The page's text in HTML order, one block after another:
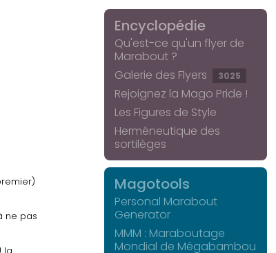
ne pas
Encyclopédie
Qu'est-ce qu'un flyer de
Marabout ?
Galerie des Flyers
3025
Rejoignez la Mago Pride !
Les Figures de Style
Herméneutique des
sortilèges
Magotools
Personal Marabout
Generator
MMM : Maraboutage
Mondial de Mégabambou